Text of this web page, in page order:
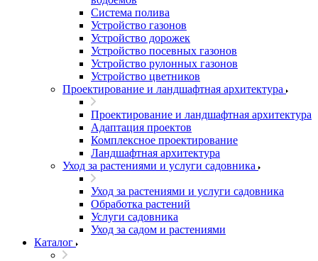
Система полива
Устройство газонов
Устройство дорожек
Устройство посевных газонов
Устройство рулонных газонов
Устройство цветников
Проектирование и ландшафтная архитектура
Проектирование и ландшафтная архитектура
Адаптация проектов
Комплексное проектирование
Ландшафтная архитектура
Уход за растениями и услуги садовника
Уход за растениями и услуги садовника
Обработка растений
Услуги садовника
Уход за садом и растениями
Каталог